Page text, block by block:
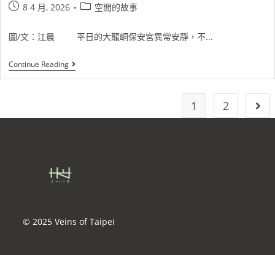
8 4 月, 2026 空間的故事
圖/文：江晨 平日的大龍峒保安宮異常安靜，不...
Continue Reading
1 2
© 2025 Veins of Taipei